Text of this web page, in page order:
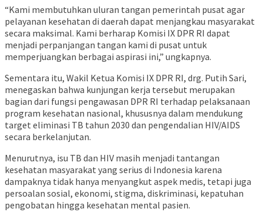
“Kami membutuhkan uluran tangan pemerintah pusat agar
pelayanan kesehatan di daerah dapat menjangkau masyarakat
secara maksimal. Kami berharap Komisi IX DPR RI dapat
menjadi perpanjangan tangan kami di pusat untuk
memperjuangkan berbagai aspirasi ini,” ungkapnya.
Sementara itu, Wakil Ketua Komisi IX DPR RI, drg. Putih Sari,
menegaskan bahwa kunjungan kerja tersebut merupakan
bagian dari fungsi pengawasan DPR RI terhadap pelaksanaan
program kesehatan nasional, khususnya dalam mendukung
target eliminasi TB tahun 2030 dan pengendalian HIV/AIDS
secara berkelanjutan.
Menurutnya, isu TB dan HIV masih menjadi tantangan
kesehatan masyarakat yang serius di Indonesia karena
dampaknya tidak hanya menyangkut aspek medis, tetapi juga
persoalan sosial, ekonomi, stigma, diskriminasi, kepatuhan
pengobatan hingga kesehatan mental pasien.